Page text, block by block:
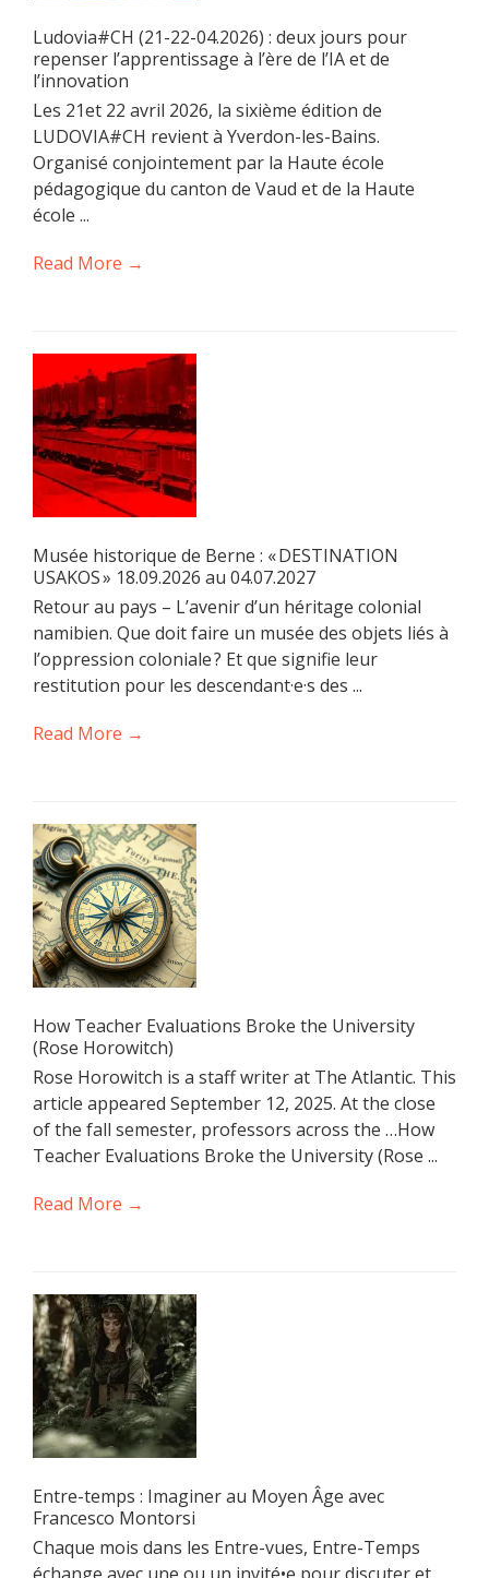
Ludovia#CH (21-22-04.2026) : deux jours pour
repenser l’apprentissage à l’ère de l’IA et de
l’innovation
Les 21et 22 avril 2026, la sixième édition de
LUDOVIA#CH revient à Yverdon-les-Bains.
Organisé conjointement par la Haute école
pédagogique du canton de Vaud et de la Haute
école ...
Read More →
Musée historique de Berne : « DESTINATION
USAKOS » 18.09.2026 au 04.07.2027
Retour au pays – L’avenir d’un héritage colonial
namibien. Que doit faire un musée des objets liés à
l’oppression coloniale ? Et que signifie leur
restitution pour les descendant·e·s des ...
Read More →
How Teacher Evaluations Broke the University
(Rose Horowitch)
Rose Horowitch is a staff writer at The Atlantic. This
article appeared September 12, 2025. At the close
of the fall semester, professors across the …How
Teacher Evaluations Broke the University (Rose ...
Read More →
Entre-temps : Imaginer au Moyen Âge avec
Francesco Montorsi
Chaque mois dans les Entre-vues, Entre-Temps
échange avec une ou un invité•e pour discuter et